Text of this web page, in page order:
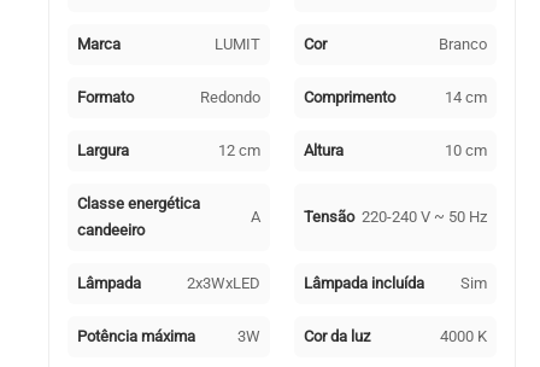
Marca LUMIT Cor Branco
Formato Redondo Comprimento 14 cm
Largura 12 cm Altura 10 cm
Classe energética
candeeiro
A Tensão 220-240 V ~ 50 Hz
Lâmpada 2x3WxLED Lâmpada incluída Sim
Potência máxima 3W Cor da luz 4000 K